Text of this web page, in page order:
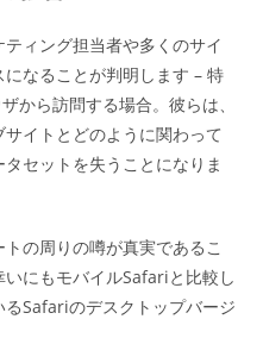
ィング担当者や多くのサイ
なることが判明します – 特
から訪問する場合。彼らは、
イトとどのように関わって
セットを失うことになりま
の周りの噂が真実であるこ
にもモバイルSafariと比較し
Safariのデスクトップバージ